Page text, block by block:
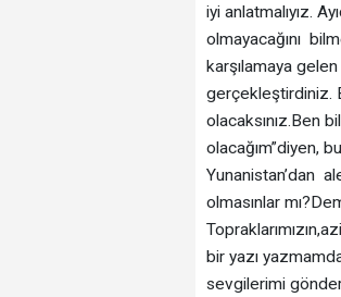
iyi anlatmalıyız.
olmayacağını
karşılamaya
gerçekleştirdiniz.
olacaksınız.Ben
olacağım”diyen,
Yunanistan’dan
olmasınlar
bir yazı
sevgilerimi